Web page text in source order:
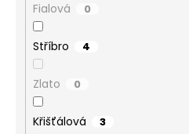
Fialová 0
Stříbro 4
Zlato 0
Křišťálová 3